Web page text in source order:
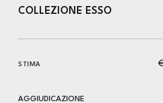
COLLEZIONE ESSO
STIMA
AGGIUDICAZIONE